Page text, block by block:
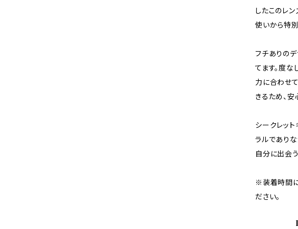
したこのレ
使いから特
フチありの
てます。度
力に合わせ
きるため、
シークレッ
ラルであり
自分に出会
※装着時間に
ださい。